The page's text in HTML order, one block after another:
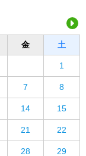
金 土
1
7 8
14 15
21 22
28 29